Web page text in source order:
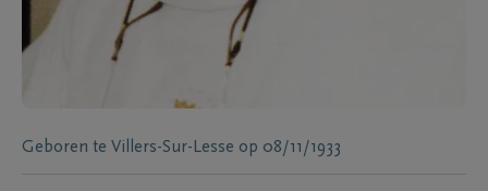
Geboren te Villers-Sur-Lesse op 08/11/1933